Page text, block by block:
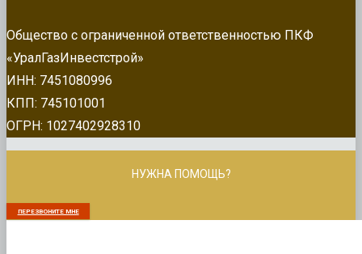
Общество с ограниченной ответственностью ПКФ
«УралГазИнвестстрой»
ИНН: 7451080996
КПП: 745101001
ОГРН: 1027402928310
НУЖНА ПОМОЩЬ?
ПЕРЕЗВОНИТЕ МНЕ